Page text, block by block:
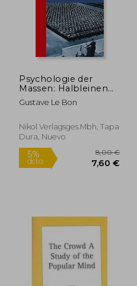
5%
dcto. 9,15 €
Psychologie der
Massen: Halbleinen
(en Alemán)
Gustave Le Bon
Nikol Verlagsges.Mbh, Tapa
Dura, Nuevo